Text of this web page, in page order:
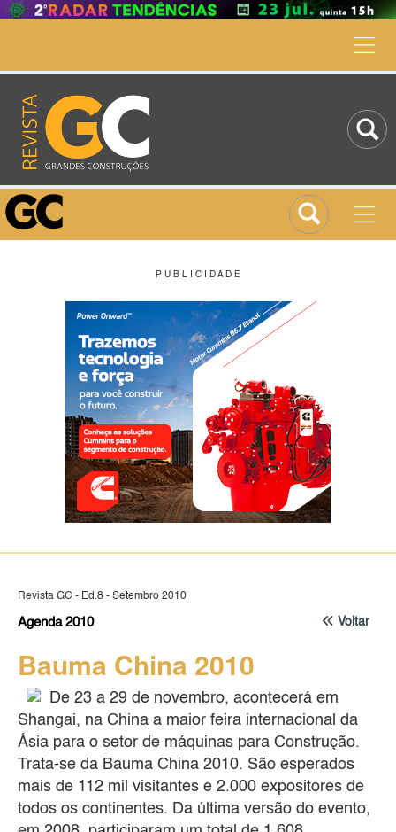
P U B L I C I D A D E
Revista GC - Ed.8 - Setembro 2010
Voltar
Agenda 2010
Bauma China 2010
De 23 a 29 de novembro, acontecerá em
Shangai, na China a maior feira internacional da
Ásia para o setor de máquinas para Construção.
Trata-se da Bauma China 2010. São esperados
mais de 112 mil visitantes e 2.000 expositores de
todos os continentes. Da última versão do evento,